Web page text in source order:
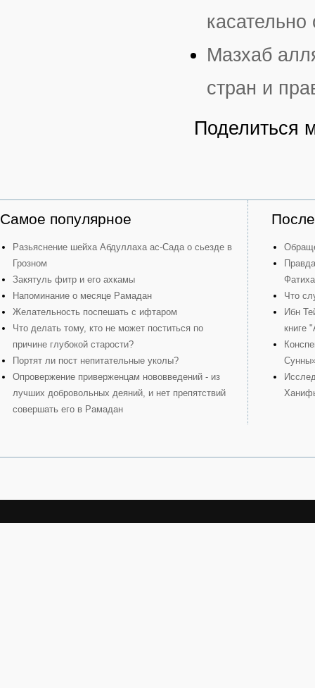
Мазхаб
стран и
Поделиться
Самое популярное
Разьяснение шейха Абдуллаха ас-Сада о сьезде в
Грозном
Закятуль фитр и его ахкамы
Напоминание о месяце Рамадан
Желательность поспешать с ифтаром
Что делать тому, кто не может поститься по
причине глубокой старости?
Портят ли пост непитательные уколы?
Опровержение приверженцам нововведений - из
лучших добровольных деяний, и нет препятствий
совершать его в Рамадан
Что
Ибн
книге